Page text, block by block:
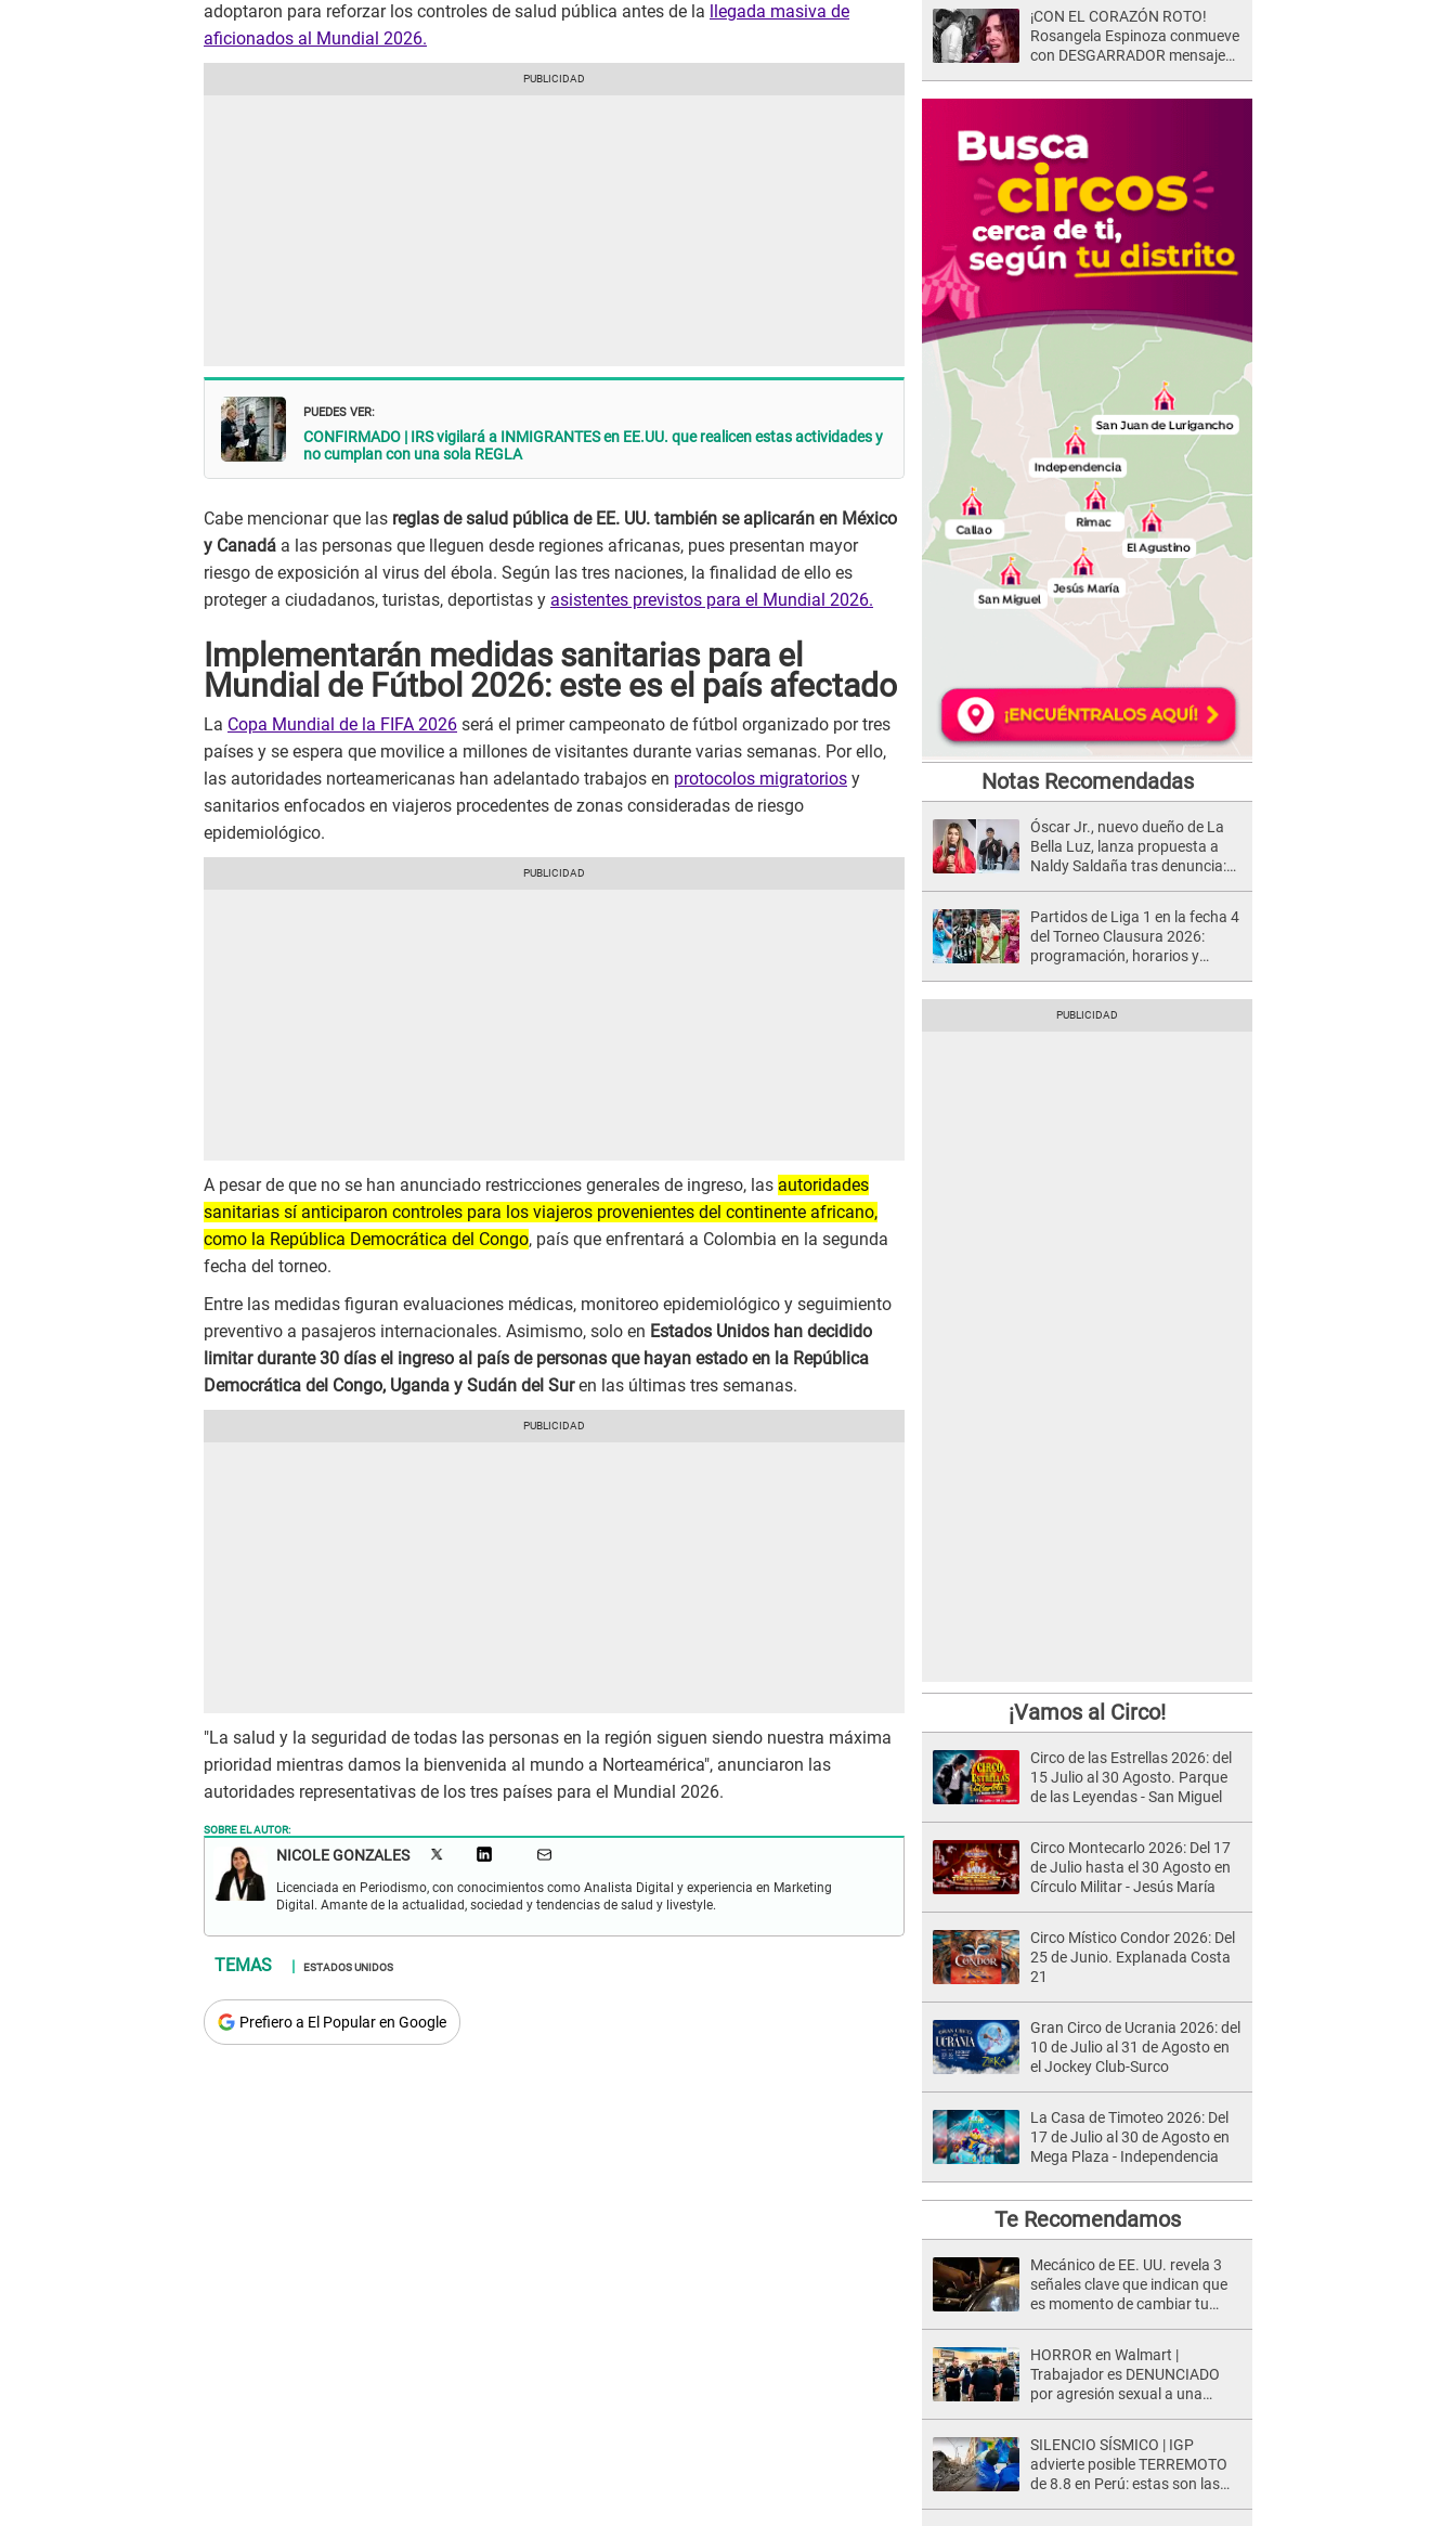
adoptaron para reforzar los controles de salud pública antes de la
llegada masiva de
aficionados al Mundial 2026.
PUEDES VER:
CONFIRMADO | IRS vigilará a INMIGRANTES en EE.UU. que realicen estas actividades y
no cumplan con una sola REGLA
Cabe mencionar que las reglas de salud pública de EE. UU. también se aplicarán en México
y Canadá a las personas que lleguen desde regiones africanas, pues presentan mayor
riesgo de exposición al virus del ébola. Según las tres naciones, la finalidad de ello es
proteger a ciudadanos, turistas, deportistas y asistentes previstos para el Mundial 2026.
Implementarán medidas sanitarias para el
Mundial de Fútbol 2026: este es el país afectado
La Copa Mundial de la FIFA 2026 será el primer campeonato de fútbol organizado por tres
países y se espera que movilice a millones de visitantes durante varias semanas. Por ello,
las autoridades norteamericanas han adelantado trabajos en protocolos migratorios y
sanitarios enfocados en viajeros procedentes de zonas consideradas de riesgo
epidemiológico.
A pesar de que no se han anunciado restricciones generales de ingreso, las autoridades
sanitarias sí anticiparon controles para los viajeros provenientes del continente africano,
como la República Democrática del Congo, país que enfrentará a Colombia en la segunda
fecha del torneo.
Entre las medidas figuran evaluaciones médicas, monitoreo epidemiológico y seguimiento
preventivo a pasajeros internacionales. Asimismo, solo en Estados Unidos han decidido
limitar durante 30 días el ingreso al país de personas que hayan estado en la República
Democrática del Congo, Uganda y Sudán del Suren las últimas tres semanas.
"La salud y la seguridad de todas las personas en la región siguen siendo nuestra máxima
prioridad mientras damos la bienvenida al mundo a Norteamérica", anunciaron las
autoridades representativas de los tres países para el Mundial 2026.
SOBRE EL AUTOR:
NICOLE GONZALES
Licenciada en Periodismo, con conocimientos como Analista Digital y experiencia en Marketing
Digital. Amante de la actualidad, sociedad y tendencias de salud y livestyle.
ESTADOS UNIDOS
Prefiero a El Popular en Google
¡CON EL CORAZÓN ROTO!
Rosangela Espinoza conmueve
con DESGARRADOR mensaje
Notas Recomendadas
Óscar Jr., nuevo dueño de La
Bella Luz, lanza propuesta a
Naldy Saldaña tras denuncia:
Partidos de Liga 1 en la fecha 4
del Torneo Clausura 2026:
programación, horarios y
¡Vamos al Circo!
Circo de las Estrellas 2026: del
15 Julio al 30 Agosto. Parque
de las Leyendas - San Miguel
Circo Montecarlo 2026: Del 17
de Julio hasta el 30 Agosto en
Círculo Militar - Jesús María
Circo Místico Condor 2026: Del
25 de Junio. Explanada Costa
21
Gran Circo de Ucrania 2026: del
10 de Julio al 31 de Agosto en
el Jockey Club-Surco
La Casa de Timoteo 2026: Del
17 de Julio al 30 de Agosto en
Mega Plaza - Independencia
Te Recomendamos
Mecánico de EE. UU. revela 3
señales clave que indican que
es momento de cambiar tu
HORROR en Walmart |
Trabajador es DENUNCIADO
por agresión sexual a una
SILENCIO SÍSMICO | IGP
advierte posible TERREMOTO
de 8.8 en Perú: estas son las